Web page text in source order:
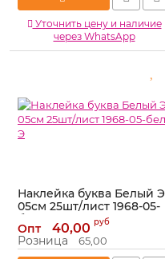
Уточнить цену и наличие
через WhatsApp
Наклейка буква Белый Э
05см 25шт/лист 1968-05-
бел-Э
Артикул: 1968-05-бел-Э
Опт 40,00 руб
Розница 65,00